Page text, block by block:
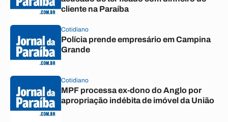
cliente na Paraíba
Cotidiano
Polícia prende empresário em Campina
Grande
Cotidiano
MPF processa ex-dono do Anglo por
apropriação indébita de imóvel da União